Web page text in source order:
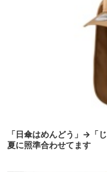
「日傘はめんどう」→「
夏に照準合わせてます